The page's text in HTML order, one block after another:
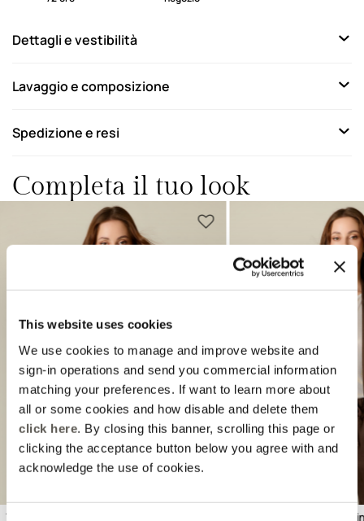
This website uses cookies
We use cookies to manage and improve website and
sign-in operations and send you commercial information
matching your preferences. If want to learn more about
all or some cookies and how disable and delete them
click here. By closing this banner, scrolling this page or
clicking the acceptance button below you agree with and
acknowledge the use of cookies.
Dettagli e vestibilità
Lavaggio e composizione
Spedizione e resi
Completa il tuo look
Top in jersey effetto metallizzato Giacca destrutturata in
Previous